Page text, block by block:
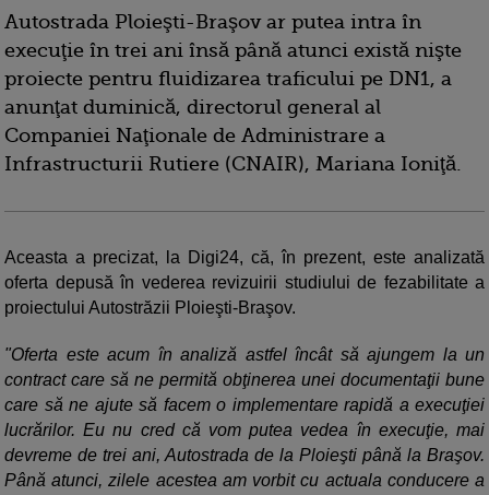
Autostrada Ploieşti-Braşov ar putea intra în
execuţie în trei ani însă până atunci există nişte
proiecte pentru fluidizarea traficului pe DN1, a
anunţat duminică, directorul general al
Companiei Naţionale de Administrare a
Infrastructurii Rutiere (CNAIR), Mariana Ioniţă.
Aceasta a precizat, la Digi24, că, în prezent, este analizată
oferta depusă în vederea revizuirii studiului de fezabilitate a
proiectului Autostrăzii Ploieşti-Braşov.
"Oferta este acum în analiză astfel încât să ajungem la un
contract care să ne permită obţinerea unei documentaţii bune
care să ne ajute să facem o implementare rapidă a execuţiei
lucrărilor. Eu nu cred că vom putea vedea în execuţie, mai
devreme de trei ani, Autostrada de la Ploieşti până la Braşov.
Până atunci, zilele acestea am vorbit cu actuala conducere a